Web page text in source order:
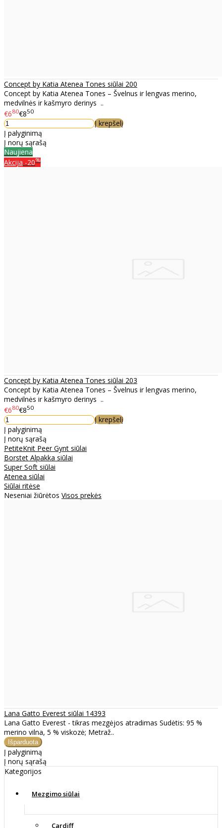
Concept by Katia Atenea Tones siūlai 200
Concept by Katia Atenea Tones – Švelnus ir lengvas merino,
medvilnės ir kašmyro derinys ..
€680€850
Į krepšelį
Į palyginimą
Į norų sąrašą
Naujiena
Akcija -20%
Concept by Katia Atenea Tones siūlai 203
Concept by Katia Atenea Tones – Švelnus ir lengvas merino,
medvilnės ir kašmyro derinys ..
€680€850
Į krepšelį
Į palyginimą
Į norų sąrašą
PetiteKnit Peer Gynt siūlai
Borstet Alpakka siūlai
Super Soft siūlai
Atenea siūlai
Siūlai ritėse
Neseniai žiūrėtos Visos prekės
Lana Gatto Everest siūlai 14393
Lana Gatto Everest - tikras mezgėjos atradimas Sudėtis: 95 %
merino vilna, 5 % viskozė; Metraž..
Į palyginimą
Į norų sąrašą
Kategorijos
Mezgimo siūlai
Cardiff